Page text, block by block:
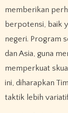
memberikan
berpotensi, baik
negeri. Program
dan Asia, guna
memperkuat
ini, diharapkan
taktik lebih